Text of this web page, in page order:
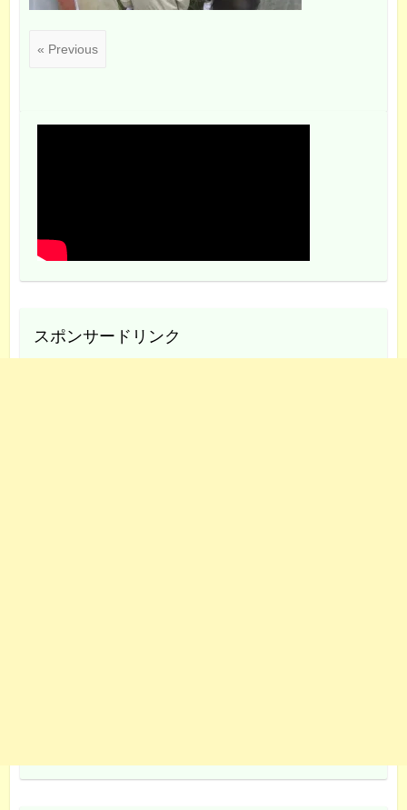
« Previous
スポンサードリンク